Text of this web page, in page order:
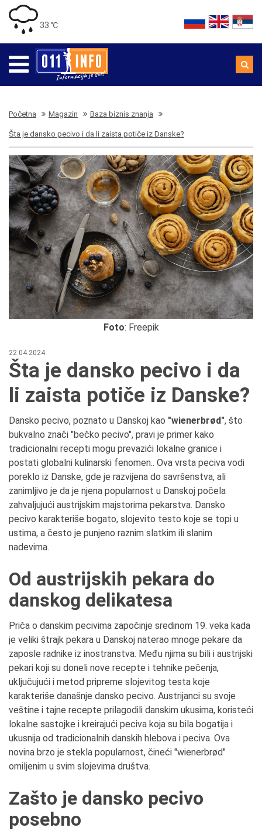
33 ℃
Početna Magazin Baza biznis znanja
Šta je dansko pecivo i da li zaista potiče iz Danske?
Foto: Freepik
22.04.2024
Šta je dansko pecivo i da
li zaista potiče iz Danske?
Dansko pecivo, poznato u Danskoj kao "wienerbrød", što
bukvalno znači "bečko pecivo", pravi je primer kako
tradicionalni recepti mogu prevazići lokalne granice i
postati globalni kulinarski fenomen.. Ova vrsta peciva vodi
poreklo iz Danske, gde je razvijena do savršenstva, ali
zanimljivo je da je njena popularnost u Danskoj počela
zahvaljujući austrijskim majstorima pekarstva. Dansko
pecivo karakteriše bogato, slojevito testo koje se topi u
ustima, a često je punjeno raznim slatkim ili slanim
nadevima.
Od austrijskih pekara do
danskog delikatesa
Priča o danskim pecivima započinje sredinom 19. veka kada
je veliki štrajk pekara u Danskoj naterao mnoge pekare da
zaposle radnike iz inostranstva. Među njima su bili i austrijski
pekari koji su doneli nove recepte i tehnike pečenja,
uključujući i metod pripreme slojevitog testa koje
karakteriše današnje dansko pecivo. Austrijanci su svoje
veštine i tajne recepte prilagodili danskim ukusima, koristeći
lokalne sastojke i kreirajući peciva koja su bila bogatija i
ukusnija od tradicionalnih danskih hlebova i peciva. Ova
novina brzo je stekla popularnost, čineći "wienerbrød"
omiljenim u svim slojevima društva.
Zašto je dansko pecivo
posebno